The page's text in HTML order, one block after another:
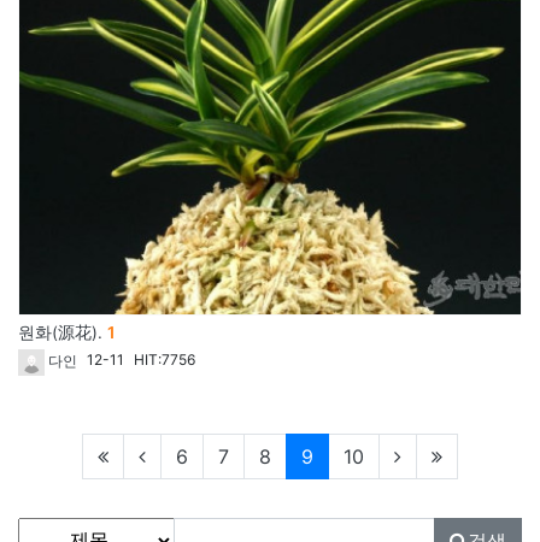
원화(源花). 댓글
1
다인 12-11 HIT:7756
6 7 8 9 현재페이지
10
검색대상
검색어필수